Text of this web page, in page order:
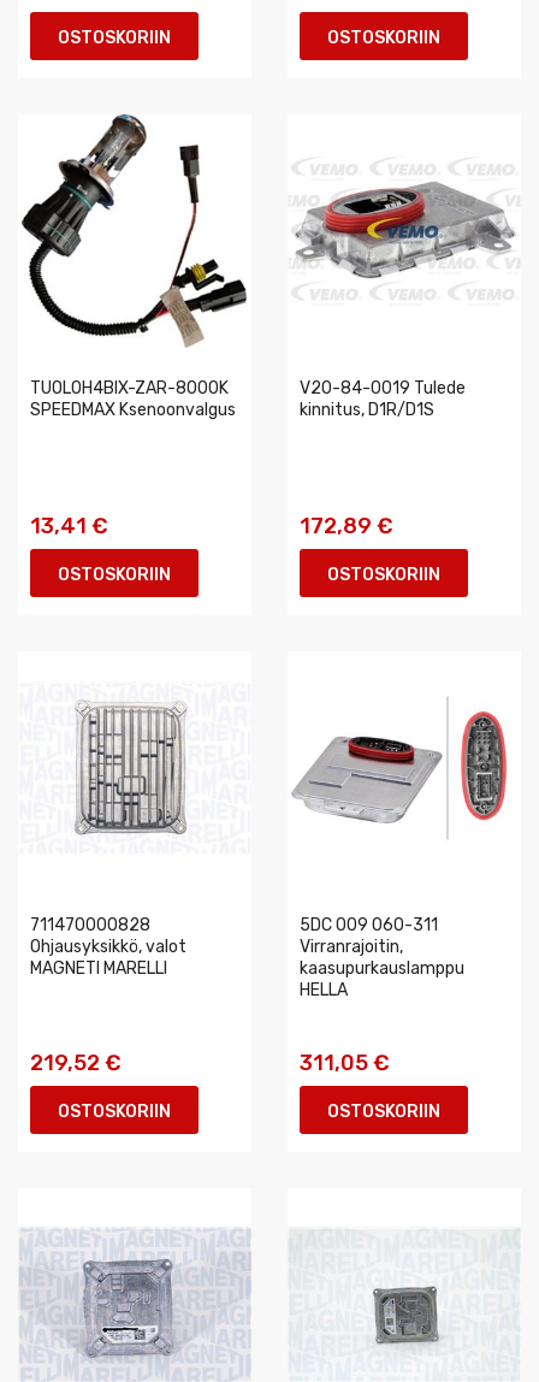
OSTOSKORIIN OSTOSKORIIN
TUOLOH4BIX-ZAR-8000K
SPEEDMAX Ksenoonvalgus
13,41 €
OSTOSKORIIN
V20-84-0019 Tulede
kinnitus, D1R/D1S
172,89 €
OSTOSKORIIN
711470000828
Ohjausyksikkö, valot
MAGNETI MARELLI
219,52 €
OSTOSKORIIN
5DC 009 060-311
Virranrajoitin,
kaasupurkauslamppu
HELLA
311,05 €
OSTOSKORIIN